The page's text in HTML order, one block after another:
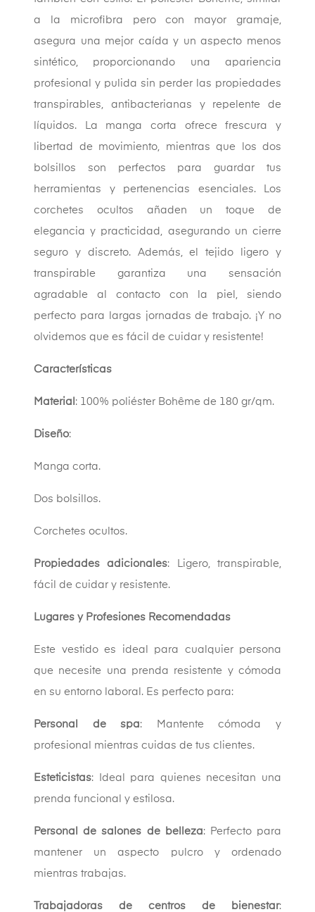
a la microfibra pero con mayor gramaje,
asegura una mejor caída y un aspecto menos
sintético, proporcionando una apariencia
profesional y pulida sin perder las propiedades
transpirables, antibacterianas y repelente de
líquidos. La manga corta ofrece frescura y
libertad de movimiento, mientras que los dos
bolsillos son perfectos para guardar tus
herramientas y pertenencias esenciales. Los
corchetes ocultos añaden un toque de
elegancia y practicidad, asegurando un cierre
seguro y discreto. Además, el tejido ligero y
transpirable garantiza una sensación
agradable al contacto con la piel, siendo
perfecto para largas jornadas de trabajo. ¡Y no
olvidemos que es fácil de cuidar y resistente!
Características
Material : 100% poliéster Bohême de 180 gr/qm.
Diseño:
Manga corta.
Dos bolsillos.
Corchetes ocultos.
Propiedades adicionales: Ligero, transpirable,
fácil de cuidar y resistente.
Lugares y Profesiones Recomendadas
Este vestido es ideal para cualquier persona
que necesite una prenda resistente y cómoda
en su entorno laboral. Es perfecto para:
Personal de spa: Mantente cómoda y
profesional mientras cuidas de tus clientes.
Esteticistas: Ideal para quienes necesitan una
prenda funcional y estilosa.
Personal de salones de belleza: Perfecto para
mantener un aspecto pulcro y ordenado
mientras trabajas.
Trabajadoras de centros de bienestar: